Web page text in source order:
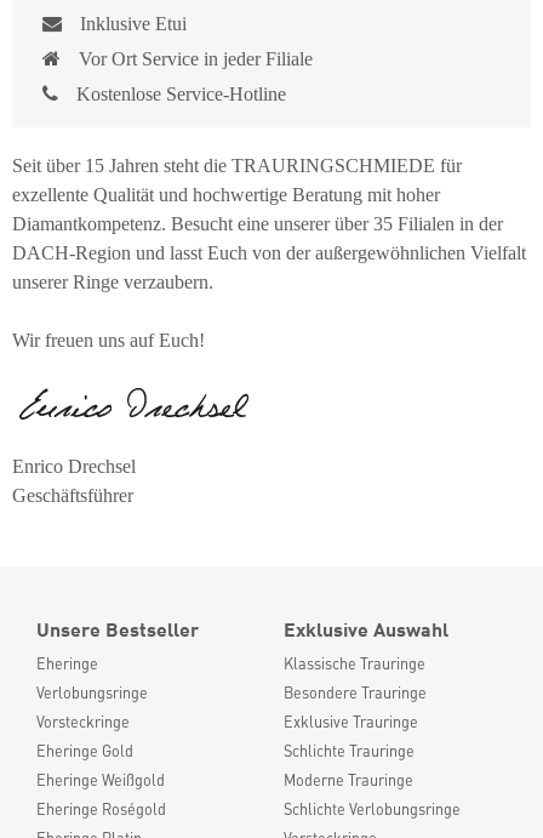
Inklusive Etui
Vor Ort Service in jeder Filiale
Kostenlose Service-Hotline
Seit über 15 Jahren steht die TRAURINGSCHMIEDE für
exzellente Qualität und hochwertige Beratung mit hoher
Diamantkompetenz. Besucht eine unserer über 35 Filialen in der
DACH-Region und lasst Euch von der außergewöhnlichen Vielfalt
unserer Ringe verzaubern.
Wir freuen uns auf Euch!
Enrico Drechsel
Geschäftsführer
Unsere Bestseller
Eheringe
Verlobungsringe
Vorsteckringe
Eheringe Gold
Eheringe Weißgold
Eheringe Roségold
Exklusive Auswahl
Klassische Trauringe
Besondere Trauringe
Exklusive Trauringe
Schlichte Trauringe
Moderne Trauringe
Schlichte Verlobungsringe